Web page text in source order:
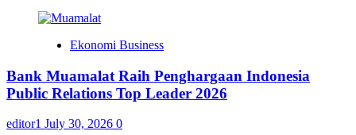
Ekonomi Business
Bank Muamalat Raih Penghargaan Indonesia
Public Relations Top Leader 2026
editor1 July 30, 2026 0